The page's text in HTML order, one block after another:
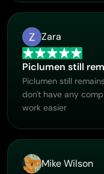
Zara
Piclumen still
Piclumen still
don't have any
work easier
Mike Wilson